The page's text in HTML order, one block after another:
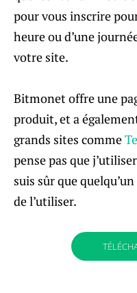
pour vous inscrire
heure ou d’une
votre site.
Bitmonet offre une
produit, et a
grands sites comme
pense pas que
suis sûr que
de l’utiliser.